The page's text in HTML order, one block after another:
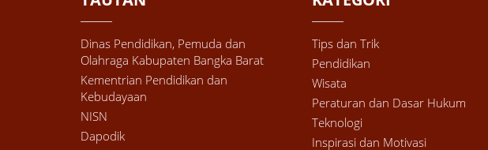
Dinas Pendidikan, Pemuda dan
Olahraga Kabupaten Bangka Barat
Kementrian Pendidikan dan
Kebudayaan
NISN
Dapodik
Tips dan Trik
Pendidikan
Wisata
Peraturan dan Dasar Hukum
Teknologi
Inspirasi dan Motivasi